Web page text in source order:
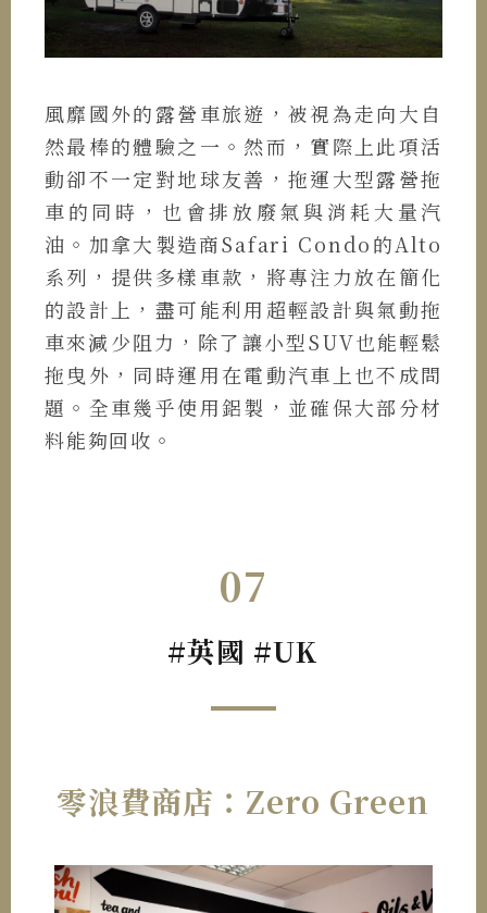
風靡國外的露營車旅遊，被視為走向大自
然最棒的體驗之一。然而，實際上此項活
動卻不一定對地球友善，拖運大型露營拖
車的同時，也會排放廢氣與消耗大量汽
油。加拿大製造商Safari Condo的Alto
系列，提供多樣車款，將專注力放在簡化
的設計上，盡可能利用超輕設計與氣動拖
車來減少阻力，除了讓小型SUV也能輕鬆
拖曳外，同時運用在電動汽車上也不成問
題。全車幾乎使用鋁製，並確保大部分材
料能夠回收。
07
#英國 #UK
零浪費商店：Zero Green